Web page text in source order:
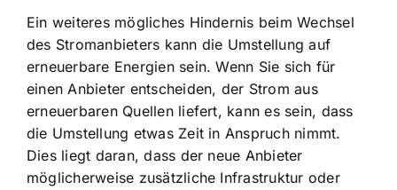
Ein weiteres mögliches Hindernis beim Wechsel
des Stromanbieters kann die Umstellung auf
erneuerbare Energien sein. Wenn Sie sich für
einen Anbieter entscheiden, der Strom aus
erneuerbaren Quellen liefert, kann es sein, dass
die Umstellung etwas Zeit in Anspruch nimmt.
Dies liegt daran, dass der neue Anbieter
möglicherweise zusätzliche Infrastruktur oder